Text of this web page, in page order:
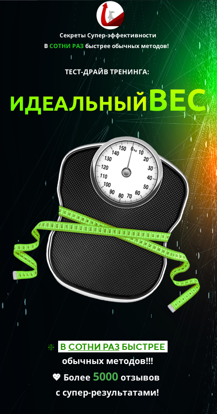
Секреты Супер-эффективности
ВСОТНИ РАЗбыстрееобычных методов!
ТЕСТ-ДРАЙВ ТРЕНИНГА:
ИДЕАЛЬНЫЙВЕС
❇️ В СОТНИ РАЗБЫСТРЕЕ
обычных методов!!!
💖 Более 5000 отзывов
с супер-результатами!